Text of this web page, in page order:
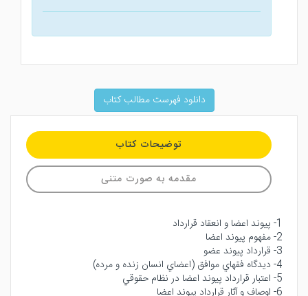
دانلود فهرست مطالب کتاب
توضیحات کتاب
مقدمه به صورت متنی
1- پيوند اعضا و انعقاد قرارداد
2- مفهوم پيوند اعضا
3- قرارداد پيوند عضو
4- ديدگاه فقهاي موافق (اعضاي انسان زنده و مرده)
5- اعتبار قرارداد پيوند اعضا در نظام حقوقي
6- اوصاف و آثار قرارداد پيوند اعضا